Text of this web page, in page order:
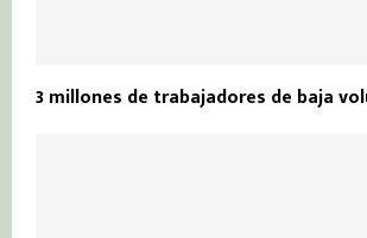
3 millones de trabajadores de baja